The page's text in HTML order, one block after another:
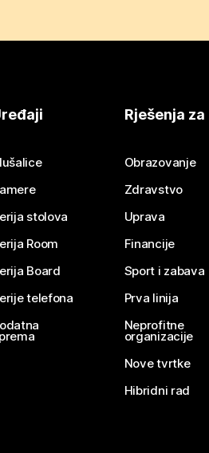
stolova
Room
Board
telefona
Rješenja za
Obrazovanje
Zdravstvo
Uprava
Financije
Sport i zabava
Prva linija
Neprofitne
organizacije
Nove tvrtke
Hibridni rad